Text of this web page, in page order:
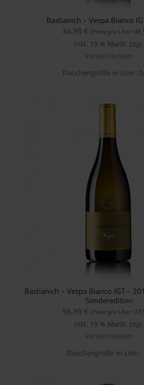
Bastianich – Vespa Bianco
34,90 € (Preis pro Liter:
inkl. 19 % MwSt. zzgl.
Versandkosten
Flaschengröße in Liter:
Bastianich – Vespa Bianco IGT –
Sonderedition
56,90 € (Preis pro Liter:
inkl. 19 % MwSt. zzgl.
Versandkosten
Flaschengröße in Liter: